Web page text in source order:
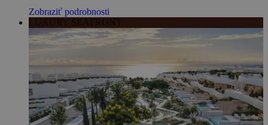
Zobraziť podrobnosti
LUXURY SEAFRONT